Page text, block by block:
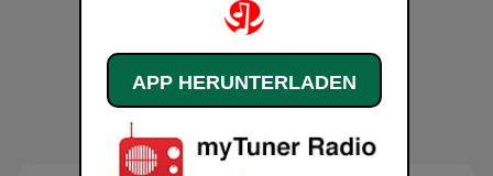
APP HERUNTERLADEN